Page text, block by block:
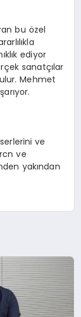
bu özel
ediyor
sanatçılar
Mehmet
ve
ve
yakından